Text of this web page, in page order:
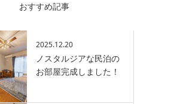
おすすめ記事
2025.12.20
ノスタルジアな民泊の
お部屋完成しました！